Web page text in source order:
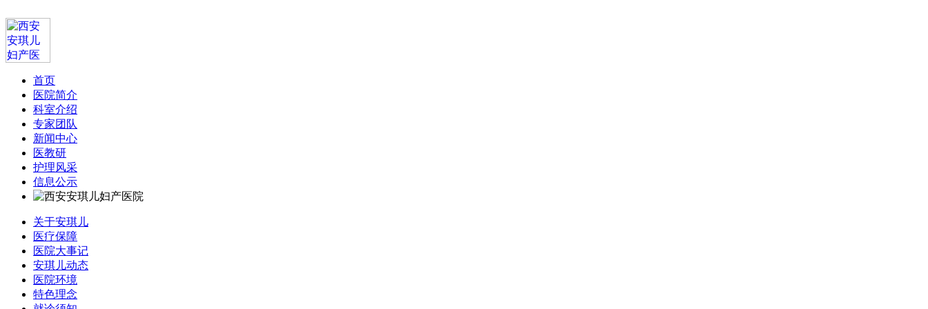
首页
医院简介
科室介绍
专家团队
新闻中心
医教研
护理风采
信息公示
关于安琪儿
医疗保障
医院大事记
安琪儿动态
医院环境
特色理念